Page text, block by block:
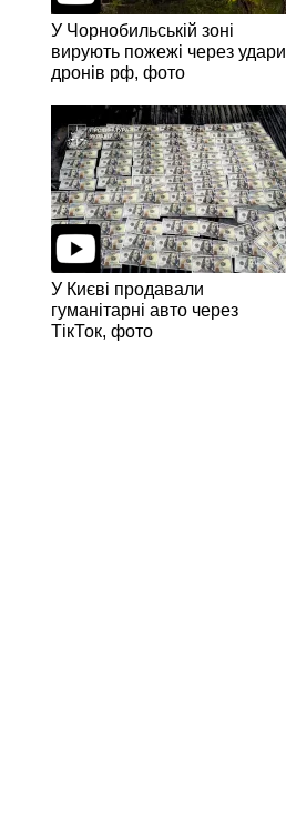
У Чорнобильській зоні
вирують пожежі через удари
дронів рф, фото
У Києві продавали
гуманітарні авто через
ТікТок, фото